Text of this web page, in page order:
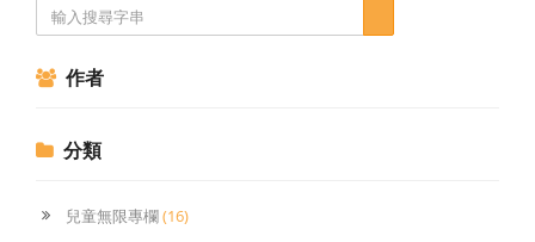
作者
分類
兒童無限專欄(16)